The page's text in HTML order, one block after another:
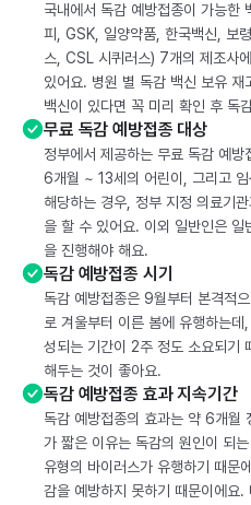
국내에서 독감 예방접종이 가능한
피, GSK, 일양약품, 한국백신, 보
스, CSL 시퀴러스) 7개의 제조사
있어요. 병원 별 독감 백신 보유
백신이 있다면 꼭 미리 확인 후 독
무료 독감 예방접종 대상
정부에서 제공하는 무료 독감 예
6개월 ~ 13세의 어린이, 그리고
해당하는 경우, 정부 지정 의료기
을 할 수 있어요. 이외 일반인은
을 진행해야 해요.
독감 예방접종 시기
독감 예방접종은 9월부터 본격적
로 겨울부터 이른 봄에 유행하는
성되는 기간이 2주 정도 소요되기
해두는 것이 좋아요.
독감 예방접종 효과 지속기간
독감 예방접종의 효과는 약 6개월
가 짧은 이유는 독감의 원인이 되
유형의 바이러스가 유행하기 때문
감을 예방하지 못하기 때문이에요